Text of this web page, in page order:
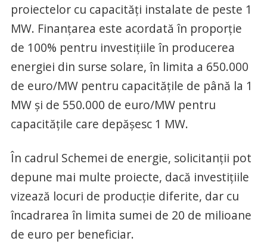
proiectelor cu capacități instalate de peste 1
MW. Finanțarea este acordată în proporție
de 100% pentru investițiile în producerea
energiei din surse solare, în limita a 650.000
de euro/MW pentru capacitățile de până la 1
MW și de 550.000 de euro/MW pentru
capacitățile care depășesc 1 MW.
În cadrul Schemei de energie, solicitanții pot
depune mai multe proiecte, dacă investițiile
vizează locuri de producție diferite, dar cu
încadrarea în limita sumei de 20 de milioane
de euro per beneficiar.